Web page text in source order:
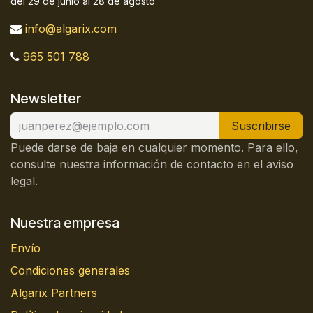
info@algarix.com
965 501 788
Newsletter
Suscribirse
Puede darse de baja en cualquier momento. Para ello,
consulte nuestra información de contacto en el aviso
legal.
Nuestra empresa
Envío
Condiciones generales
Algarix Partners